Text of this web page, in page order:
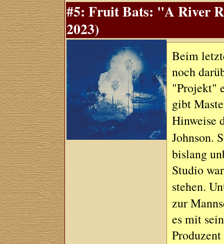
#5: Fruit Bats: "A River
2023)
Beim
noch
"Projekt"
gibt
Hinweise
Johnson.
bislang
Studio
stehen.
zur
es mit